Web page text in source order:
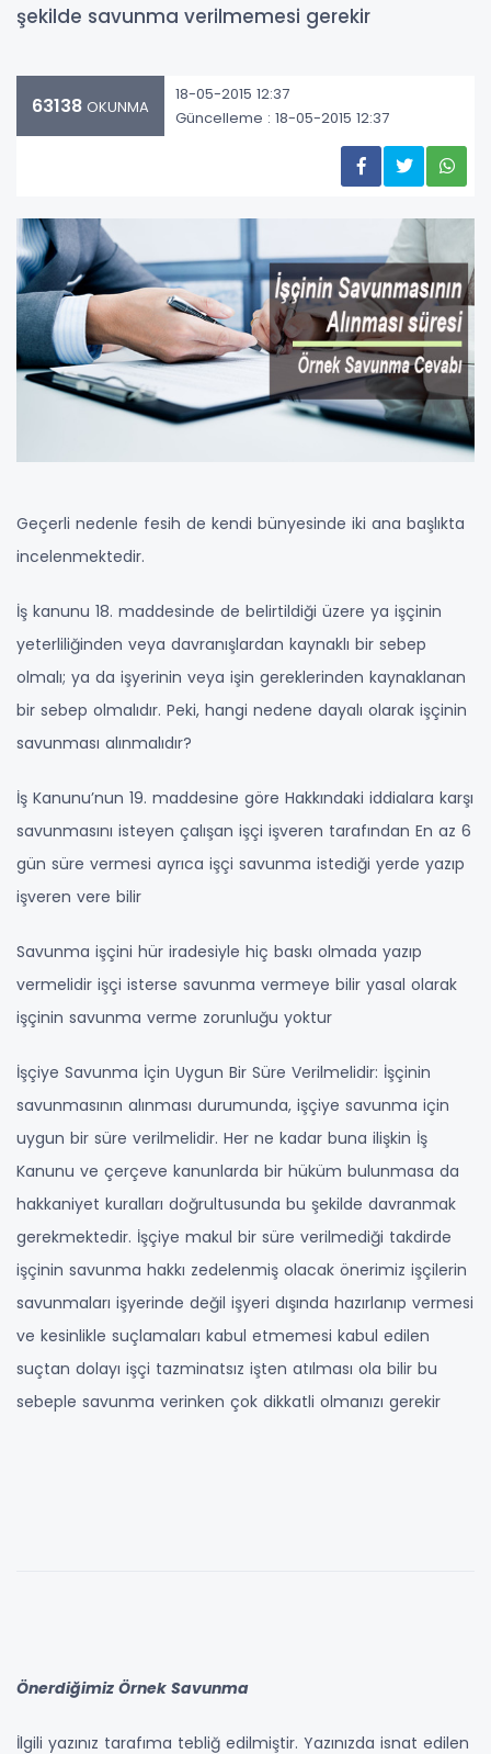
şekilde savunma verilmemesi gerekir
63138 OKUNMA
18-05-2015 12:37
Güncelleme : 18-05-2015 12:37
Geçerli nedenle fesih de kendi bünyesinde iki ana başlıkta
incelenmektedir.
İş kanunu 18. maddesinde de belirtildiği üzere ya işçinin
yeterliliğinden veya davranışlardan kaynaklı bir sebep
olmalı; ya da işyerinin veya işin gereklerinden kaynaklanan
bir sebep olmalıdır. Peki, hangi nedene dayalı olarak işçinin
savunması alınmalıdır?
İş Kanunu’nun 19. maddesine göre Hakkındaki iddialara karşı
savunmasını isteyen çalışan işçi işveren tarafından En az 6
gün süre vermesi ayrıca işçi savunma istediği yerde yazıp
işveren vere bilir
Savunma işçini hür iradesiyle hiç baskı olmada yazıp
vermelidir işçi isterse savunma vermeye bilir yasal olarak
işçinin savunma verme zorunluğu yoktur
İşçiye Savunma İçin Uygun Bir Süre Verilmelidir: İşçinin
savunmasının alınması durumunda, işçiye savunma için
uygun bir süre verilmelidir. Her ne kadar buna ilişkin İş
Kanunu ve çerçeve kanunlarda bir hüküm bulunmasa da
hakkaniyet kuralları doğrultusunda bu şekilde davranmak
gerekmektedir. İşçiye makul bir süre verilmediği takdirde
işçinin savunma hakkı zedelenmiş olacak önerimiz işçilerin
savunmaları işyerinde değil işyeri dışında hazırlanıp vermesi
ve kesinlikle suçlamaları kabul etmemesi kabul edilen
suçtan dolayı işçi tazminatsız işten atılması ola bilir bu
sebeple savunma verinken çok dikkatli olmanızı gerekir
Önerdiğimiz Örnek Savunma
İlgili yazınız tarafıma tebliğ edilmiştir. Yazınızda isnat edilen